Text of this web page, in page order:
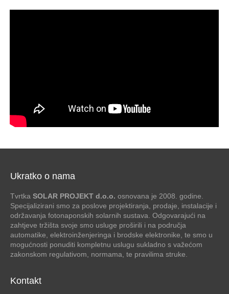
Ukratko o nama
Tvrtka SOLAR PROJEKT d.o.o. osnovana je 2008. godine.
Specijalizirani smo za poslove projektiranja, prodaje, instalacije i
održavanja fotonaponskih solarnih sustava. Odgovarajući na
zahtjeve tržišta svoje smo usluge proširili i na područja
automatike, elektroinženjeringa i brodske elektronike, te smo u
mogućnosti ponuditi kompletnu uslugu sukladno s važećom
zakonskom regulativom, normama, te pravilima struke.
Kontakt